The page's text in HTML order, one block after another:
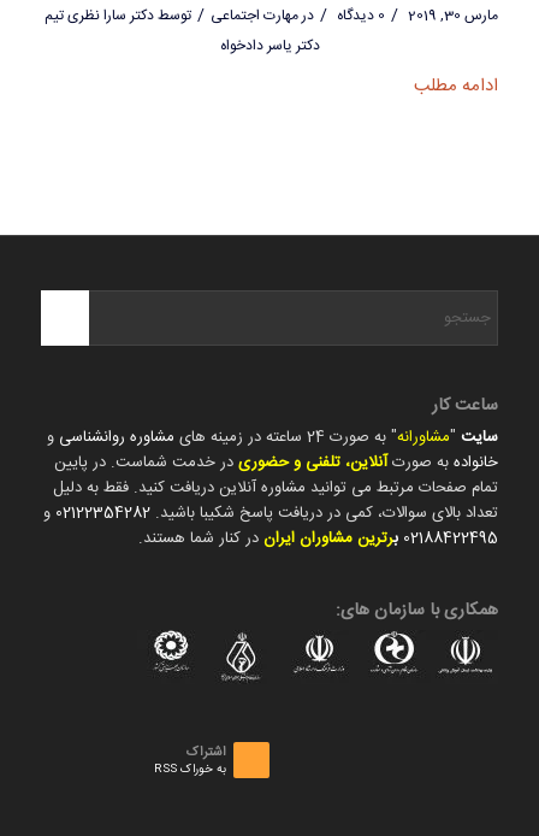
مارس 30, 2019 / 0 دیدگاه / درمهارت اجتماعی / توسطدکتر سارا نظری تیم
دکتر یاسر دادخواه
ادامه مطلب
ساعت کار
سایت"مشاورانه" به صورت 24 ساعته در زمینه های مشاوره روانشناسی و
خانوادهبه صورتآنلاین، تلفنی و حضوریدر خدمت شماست. در پایین
تمام صفحات مرتبط می توانید مشاوره آنلاین دریافت کنید. فقط به دلیل
تعداد بالای سوالات، کمی در دریافت پاسخ شکیبا باشید. 02122354282 و
02188422495 برترین مشاوران ایراندر کنار شما هستند.
همکاری با سازمان های:
اشتراک
به خوراک RSS